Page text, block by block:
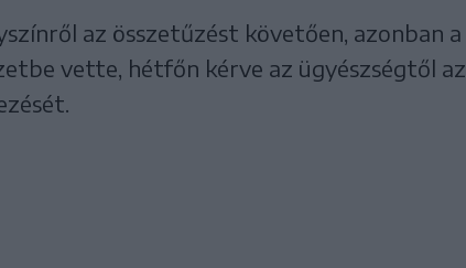
az összetűzést követően, azonban a
vette, hétfőn kérve az ügyészségtől az